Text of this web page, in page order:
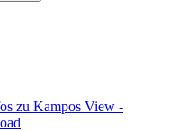
zu Kampos View -